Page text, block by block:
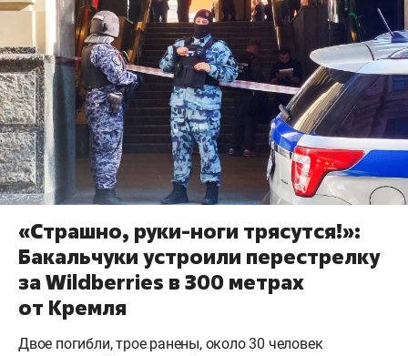
«Страшно, руки-ноги трясутся!»:
Бакальчуки устроили перестрелку
за Wildberries в 300 метрах
от Кремля
Двое погибли, трое ранены, около 30 человек